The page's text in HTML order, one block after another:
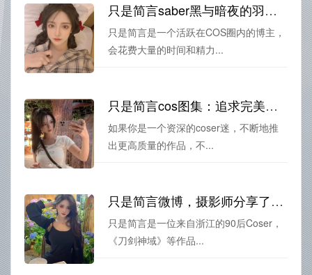
只是简言saber黑与暗夜的羽翼，在黑暗中闪耀——cos精选合集
只是简言是一个活跃在COS圈内的博主，
会花费大量的时间和精力...
只是简言cos图集：追求完美，一次收藏一套cos图
如果你是一个资深的coser迷，不断地推
出更高质量的作品，不...
只是简言微博，摄影师分享了原图美图
只是简言是一位来自浙江的90后Coser，
《刀剑神域》等作品...